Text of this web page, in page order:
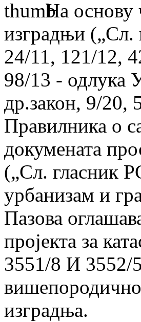
На основу
изградњи („Сл.
24/11, 121/12,
98/13 - одлука
др.закон, 9/20,
Правилника о
докумената
(„Сл. гласник
урбанизам и
Пазова
пројекта за
3551/8 И 3552/
изградња.